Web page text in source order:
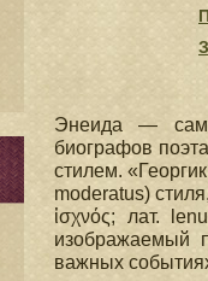
Энеида —
биографов
стилем.
moderatus)
ἰσχνός; лат.
изображаемый
важных